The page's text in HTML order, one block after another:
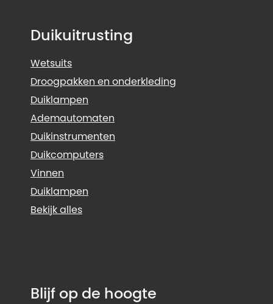
Duikuitrusting
Wetsuits
Droogpakken en onderkleding
Duiklampen
Ademautomaten
Duikinstrumenten
Duikcomputers
Vinnen
Duiklampen
Bekijk alles
Blijf op de hoogte